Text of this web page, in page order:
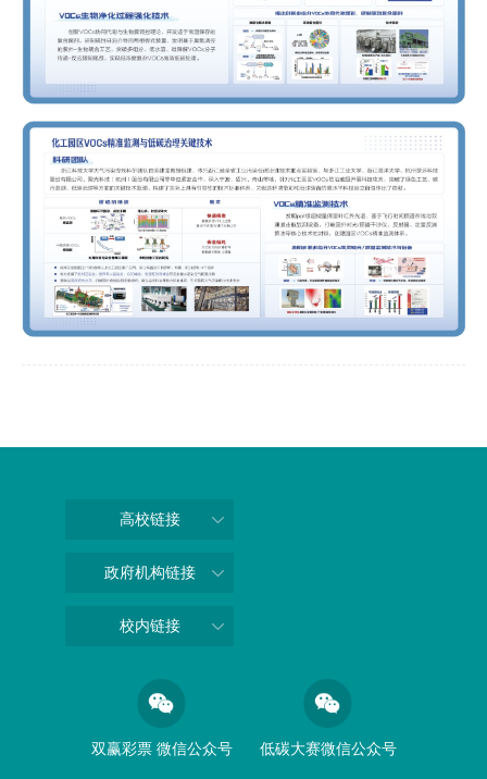
高校链接
政府机构链接
校内链接
双赢彩票 微信公众号 低碳大赛微信公众号